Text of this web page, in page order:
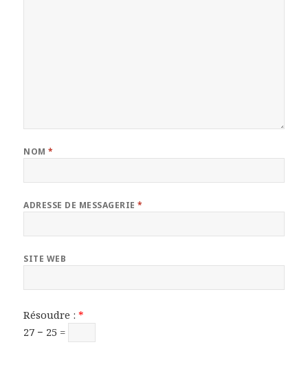
NOM*
ADRESSE DE MESSAGERIE*
SITE WEB
Résoudre :*
27 − 25 =